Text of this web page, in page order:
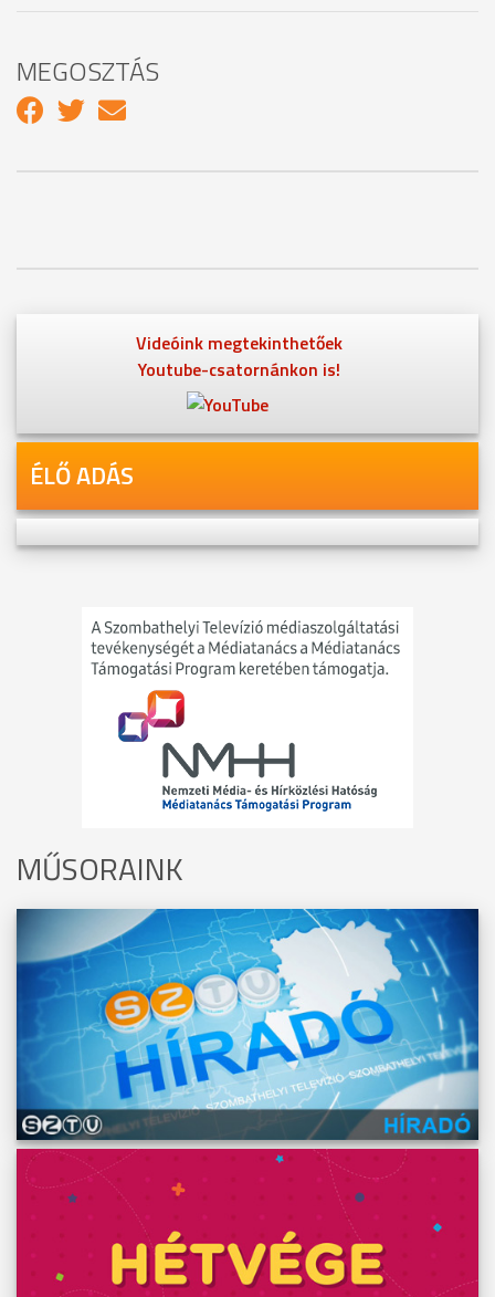
MEGOSZTÁS
Videóink megtekinthetőek
Youtube-csatornánkon is!
ÉLŐ ADÁS
MŰSORAINK